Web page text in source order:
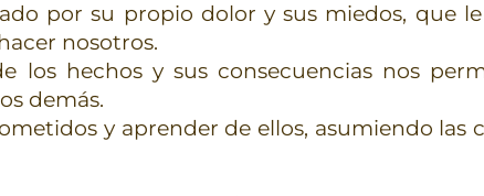
por su propio dolor y sus miedos, que
nosotros.
los hechos y sus consecuencias nos
demás.
y aprender de ellos, asumiendo las